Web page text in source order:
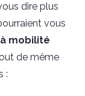
dire plus
vous
mobilité
de même
: